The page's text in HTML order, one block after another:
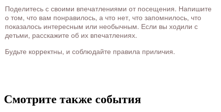
Поделитесь с своими впечатлениями от посещения. Напишите
о том, что вам понравилось, а что нет, что запомнилось, что
показалось интересным или необычным. Если вы ходили с
детьми, расскажите об их впечатлениях.
Будьте корректны, и соблюдайте правила приличия.
Смотрите также события